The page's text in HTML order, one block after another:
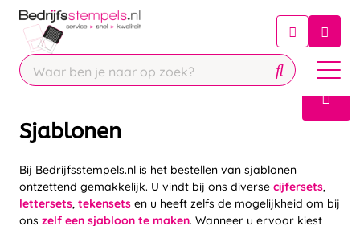
Chatbot
Chat 24/7 met onze chatbot voor
hulp
Contact
Sjablonen
Bij Bedrijfsstempels.nl is het bestellen van sjablonen
ontzettend gemakkelijk. U vindt bij ons diverse cijfersets,
lettersets, tekensets en u heeft zelfs de mogelijkheid om bij
ons zelf een sjabloon te maken. Wanneer u ervoor kiest